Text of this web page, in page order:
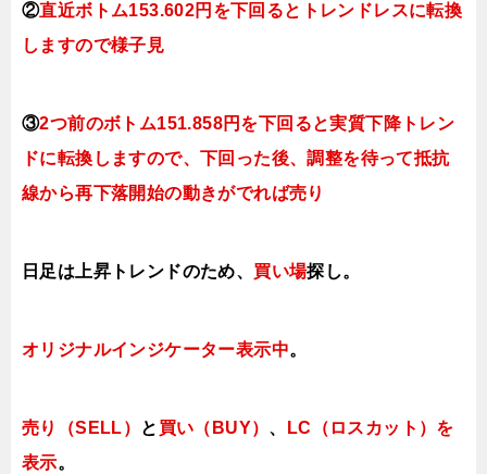
②直近ボトム153.602円を下回るとトレンドレスに転換
しますので様子見
③2つ前のボトム151.858円を下回ると実質下降トレン
ドに転換 しますので、下回った後、調整を待って抵抗
線から再下落開始の動きがでれば売り
日足は上昇トレンドのため、 買い場探し。
オリジナルインジケーター表示中。
売り（SELL） と 買い（BUY） 、
LC（ロスカット）を
表示。